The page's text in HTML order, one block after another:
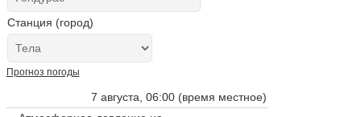
Станция (город)
Прогноз погоды
7 августа, 06:00 (время местное)